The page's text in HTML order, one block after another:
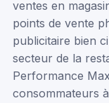
ventes en
points de vente
publicitaire bien
secteur de la
Performance
consommateurs